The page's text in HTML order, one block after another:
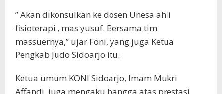
” Akan dikonsulkan ke dosen Unesa ahli
fisioterapi , mas yusuf. Bersama tim
massuernya,” ujar Foni, yang juga Ketua
Pengkab Judo Sidoarjo itu.
Ketua umum KONI Sidoarjo, Imam Mukri
Affandi, juga mengaku bangga atas prestasi